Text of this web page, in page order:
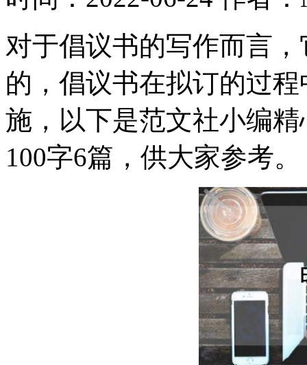
对于倡议书的写作而言
的，倡议书在拟订的过
施，以下是范文社小编
100字6篇，供大家参考。